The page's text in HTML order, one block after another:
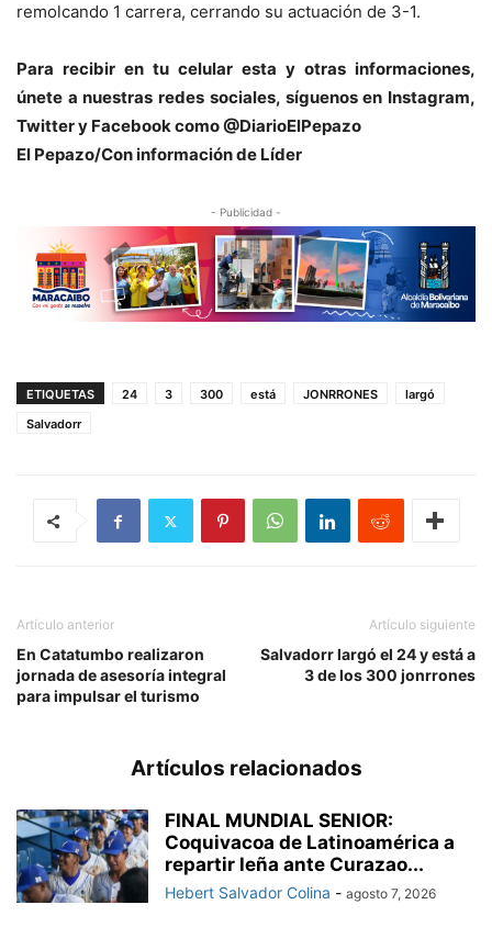
remolcando 1 carrera, cerrando su actuación de 3-1.
Para recibir en tu celular esta y otras informaciones,
únete a nuestras redes sociales, síguenos en Instagram,
Twitter y Facebook como @DiarioElPepazo
El Pepazo/Con información de Líder
- Publicidad -
ETIQUETAS 24 3 300 está JONRRONES
largó
Salvadorr
Artículo anterior
En Catatumbo realizaron
jornada de asesoría integral
para impulsar el turismo
Artículo siguiente
Salvadorr largó el 24 y está a
3 de los 300 jonrrones
Artículos relacionados
FINAL MUNDIAL SENIOR:
Coquivacoa de Latinoamérica a
repartir leña ante Curazao...
Hebert Salvador Colina - agosto 7, 2026